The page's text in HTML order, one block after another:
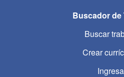
Buscador de
Buscar
Crear